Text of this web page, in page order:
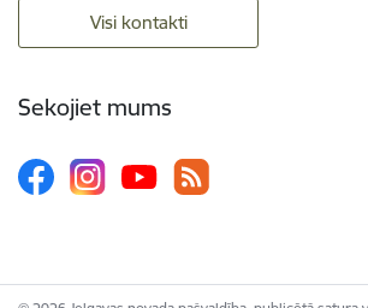
Visi kontakti
Sekojiet mums